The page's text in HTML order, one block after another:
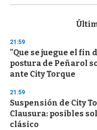
s
d
s
o
f
3
s
e
c
o
n
21:59
"Que se juegue el fin
postura de Peñarol
ante City Torque
21:59
Suspensión de City
Clausura: posibles
clásico